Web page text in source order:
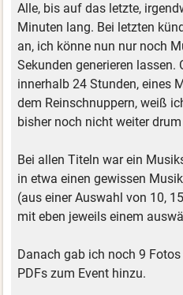
Alle, bis auf das letzte,
Minuten lang. Bei letzten
an, ich könne nun nur noch
Sekunden generieren
innerhalb 24 Stunden, eines
dem Reinschnuppern, weiß
bisher noch nicht weiter
Bei allen Titeln war ein
in etwa einen gewissen
(aus einer Auswahl von 10,
mit eben jeweils einem
Danach gab ich noch 9
PDFs zum Event hinzu.